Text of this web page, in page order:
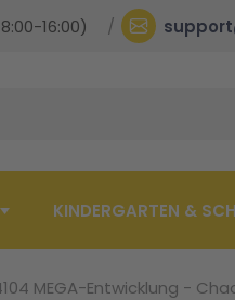
16:00)
KINDERGARTEN &
MEGA-Entwicklung -